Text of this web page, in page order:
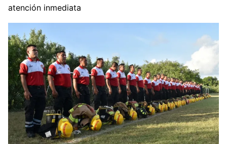
atención inmediata